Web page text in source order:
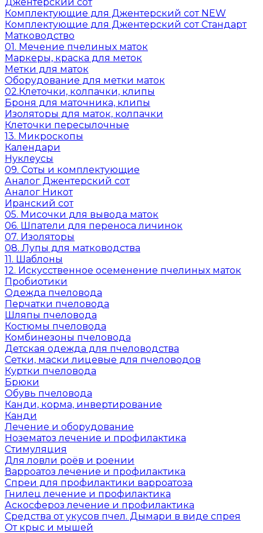
Комплектующие для Джентерский сот NEW
Комплектующие для Джентерский сот Стандарт
Матководство
01. Мечение пчелиных маток
Маркеры, краска для меток
Метки для маток
Оборудование для метки маток
02.Клеточки, колпачки, клипы
Броня для маточника, клипы
Изоляторы для маток, колпачки
Клеточки пересылочные
13. Микроскопы
Календари
Нуклеусы
09. Соты и комплектующие
Аналог Джентерский сот
Аналог Никот
Иранский сот
05. Мисочки для вывода маток
06. Шпатели для переноса личинок
07. Изоляторы
08. Лупы для матководства
11. Шаблоны
12. Искусственное осеменение пчелиных маток
Пробиотики
Одежда пчеловода
Перчатки пчеловода
Шляпы пчеловода
Костюмы пчеловода
Комбинезоны пчеловода
Детская одежда для пчеловодства
Сетки, маски лицевые для пчеловодов
Куртки пчеловода
Брюки
Обувь пчеловода
Канди, корма, инвертирование
Канди
Лечение и оборудование
Нозематоз лечение и профилактика
Стимуляция
Для ловли роёв и роении
Варроатоз лечение и профилактика
Спреи для профилактики варроатоза
Гнилец лечение и профилактика
Аскосфероз лечение и профилактика
Средства от укусов пчел. Дымари в виде спрея
От крыс и мышей